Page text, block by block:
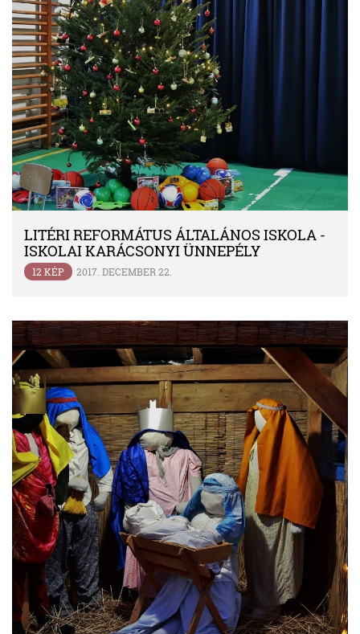
LITÉRI REFORMÁTUS ÁLTALÁNOS ISKOLA -
ISKOLAI KARÁCSONYI ÜNNEPÉLY
ÁHÍTATTAL
12 KÉP 2017. DECEMBER 22.